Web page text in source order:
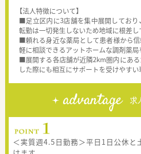
【法人特徴について】
■足立区内に3店舗を集中展開しており
転勤は一切発生しないため地域に根差し
■頼れる身近な薬局として患者様から信
軽に相談できるアットホームな調剤薬局
■展開する各店舗が近隣2km圏内にある
した際にも相互にサポートを受けやすい
advantage 求
＜実質週4.5日勤務＞平日1日公休と